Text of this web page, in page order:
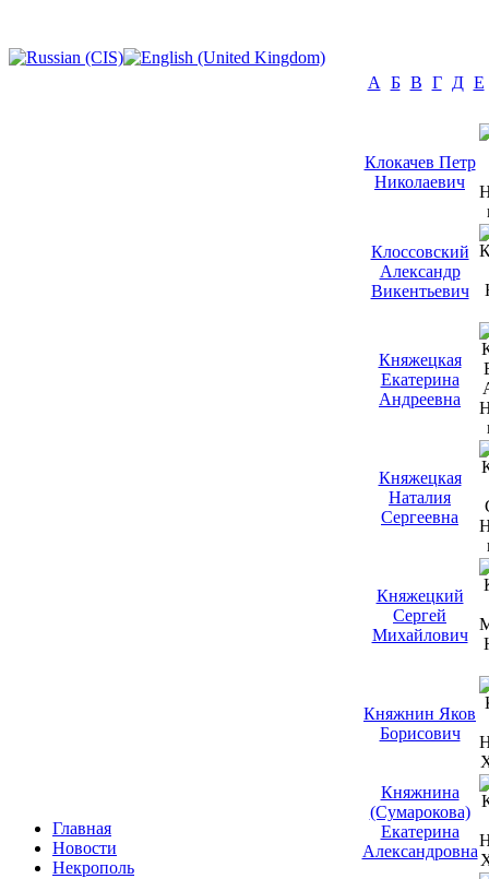
Главная
Новости
Некрополь
А Б В Г Д Е
Клокачев Петр
Николаевич
Клоссовский
Александр
Викентьевич
Княжецкая
Екатерина
Андреевна
Княжецкая
Наталия
Сергеевна
Княжецкий
Сергей
Михайлович
Княжнин Яков
Борисович
Княжнина
(Сумарокова)
Екатерина
Александровна